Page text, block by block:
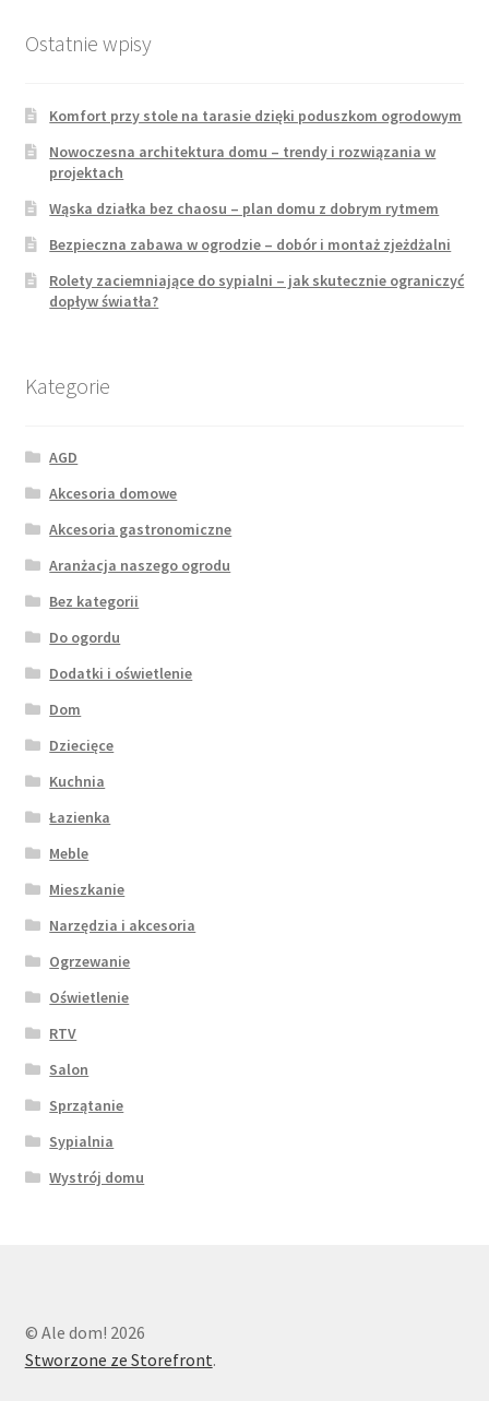
Ostatnie wpisy
Komfort przy stole na tarasie dzięki poduszkom ogrodowym
Nowoczesna architektura domu – trendy i rozwiązania w
projektach
Wąska działka bez chaosu – plan domu z dobrym rytmem
Bezpieczna zabawa w ogrodzie – dobór i montaż zjeżdżalni
Rolety zaciemniające do sypialni – jak skutecznie ograniczyć
dopływ światła?
Kategorie
AGD
Akcesoria domowe
Akcesoria gastronomiczne
Aranżacja naszego ogrodu
Bez kategorii
Do ogordu
Dodatki i oświetlenie
Dom
Dziecięce
Kuchnia
Łazienka
Meble
Mieszkanie
Narzędzia i akcesoria
Ogrzewanie
Oświetlenie
RTV
Salon
Sprzątanie
Sypialnia
Wystrój domu
© Ale dom! 2026
Stworzone ze Storefront.